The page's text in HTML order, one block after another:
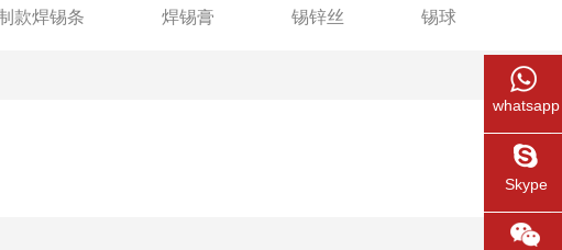
款焊锡条 焊锡膏 锡锌丝 锡球
锡片
whatsapp
Skype